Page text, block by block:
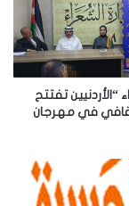
“الأردنيين تفتتح
في مهرجان